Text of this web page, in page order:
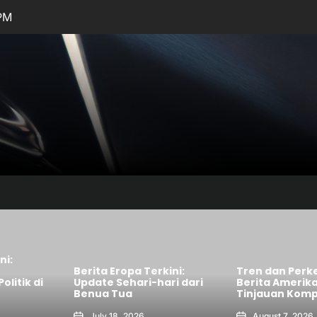
di
Berita Eropa Terkini:
Update Sehari-hari dari
Benua Tua
Tren dan
Berita
Tinjauan